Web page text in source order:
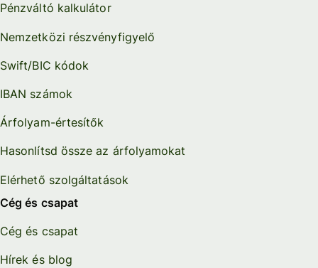
Pénzváltó kalkulátor
Nemzetközi részvényfigyelő
Swift/BIC kódok
IBAN számok
Árfolyam-értesítők
Hasonlítsd össze az árfolyamokat
Elérhető szolgáltatások
Cég és csapat
Cég és csapat
Hírek és blog